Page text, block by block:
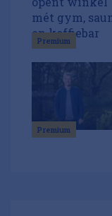
Premium
Premium